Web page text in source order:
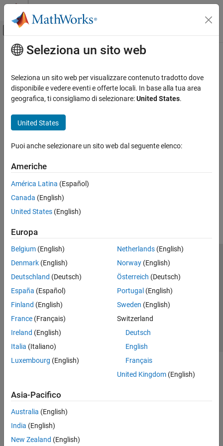
Vai al contenuto
Attiva/disattiva menu di navigazione
Pagina iniziale della documentazione
Contenuto principale
How useful was this information?
Seleziona un sito web
Seleziona un sito web per visualizzare contenuto tradotto dove
disponibile e vedere eventi e offerte locali. In base alla tua area
geografica, ti consigliamo di selezionare:United States.
United States
Puoi anche selezionare un sito web dal seguente elenco:
Americhe
América Latina (Español)
Canada (English)
United States (English)
Europa
Belgium (English)
Denmark (English)
Deutschland (Deutsch)
España (Español)
Finland (English)
France (Français)
Ireland (English)
Italia (Italiano)
Luxembourg (English)
Netherlands(English)
Norway(English)
Österreich (Deutsch)
Portugal (English)
Sweden (English)
Switzerland
Deutsch
English
Français
United Kingdom(English)
Asia-Pacifico
Australia (English)
India (English)
New Zealand (English)
Centro di fiducia
Informativa sulla privacy
Antipirateria
Stato dell'applicazione
Contatti
© 1994-2026 The MathWorks, Inc.